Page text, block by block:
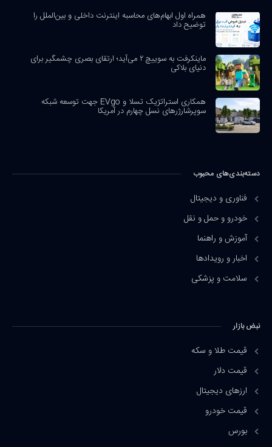
همراه اول ابهام‌های محاسبه اینترنت داخلی و بین‌الملل را
توضیح داد
ماینکرفت به سوییچ ۲ می‌آید؛ ارتقای بصری چشمگیر برای
دنیای بلاکی
همکاری استراتژیک تسلا و EVgo جهت توسعه شبکه
سوپرشارژرهای نسل چهارم در آمریکا
دسته‌بندی‌های محبوب
فناوری و دیجیتال
خودرو و حمل و نقل
آموزش و راهنما
اخبار و رویدادها
سلامت و پزشکی
نبض بازار
قیمت طلا و سکه
قیمت دلار
ارزهای دیجیتال
قیمت خودرو
بورس